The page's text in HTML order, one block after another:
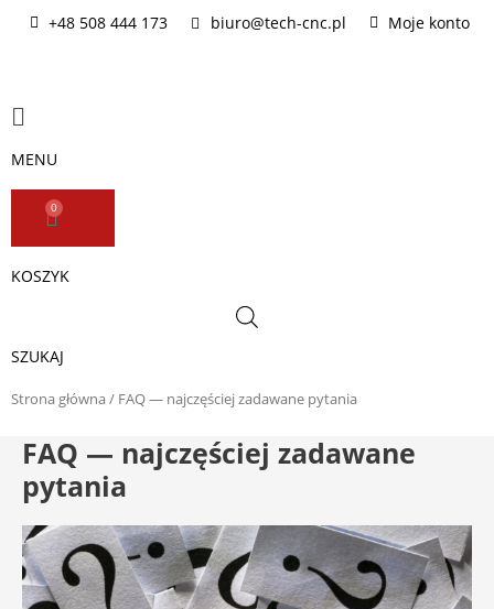
+48 508 444 173 biuro@tech-cnc.pl Moje konto
Main
MENU
0
WÓZEK
KOSZYK
SZUKAJ
Strona główna/ FAQ — najczęściej zadawane pytania
FAQ — najczęściej zadawane
pytania